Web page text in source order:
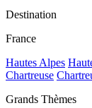
Destination
France
Hautes Alpes
Chartreuse
Grands Thèmes